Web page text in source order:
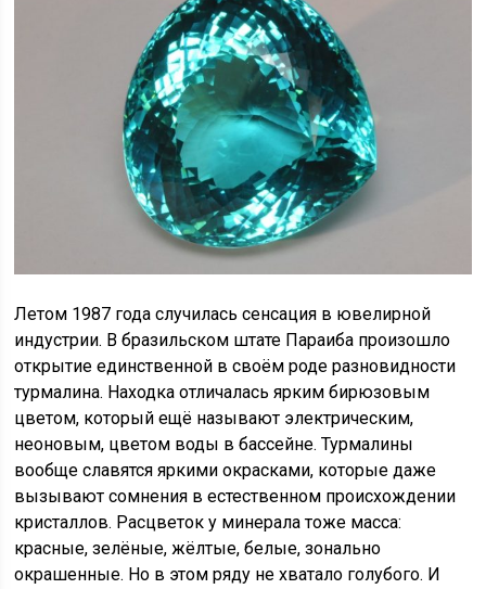
Летом 1987 года случилась сенсация в ювелирной
индустрии. В бразильском штате Параиба произошло
открытие единственной в своём роде разновидности
турмалина. Находка отличалась ярким бирюзовым
цветом, который ещё называют электрическим,
неоновым, цветом воды в бассейне. Турмалины
вообще славятся яркими окрасками, которые даже
вызывают сомнения в естественном происхождении
кристаллов. Расцветок у минерала тоже масса:
красные, зелёные, жёлтые, белые, зонально
окрашенные. Но в этом ряду не хватало голубого. И